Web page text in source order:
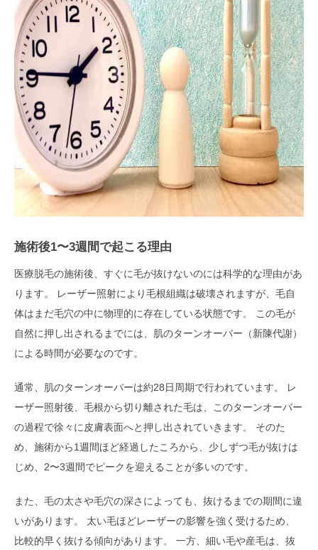
施術後1〜3週間で起こる理由
医療脱毛の施術後、すぐに毛が抜けないのには科学的な理由があ
ります。 レーザー照射により毛根組織は破壊されますが、毛自
体はまだ毛穴の中に物理的に存在している状態です。 この毛が
自然に押し出されるまでには、肌のターンオーバー（新陳代謝）
による時間が必要なのです。
通常、肌のターンオーバーは約28日周期で行われています。 レ
ーザー照射後、毛根から切り離された毛は、このターンオーバー
の過程で徐々に皮膚表面へと押し出されていきます。 そのた
め、施術から1週間ほど経過したころから、少しずつ毛が抜けは
じめ、2〜3週間でピークを迎えることが多いのです。
また、毛の太さや毛穴の深さによっても、抜けるまでの期間に違
いがあります。 太い毛ほどレーザーの影響を強く受けるため、
比較的早く抜ける傾向があります。 一方、細い毛や産毛は、抜